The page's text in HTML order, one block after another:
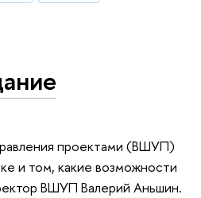
проектами (ВШУП)
и том, какие возможности
ВШУП Валерий Аньшин.